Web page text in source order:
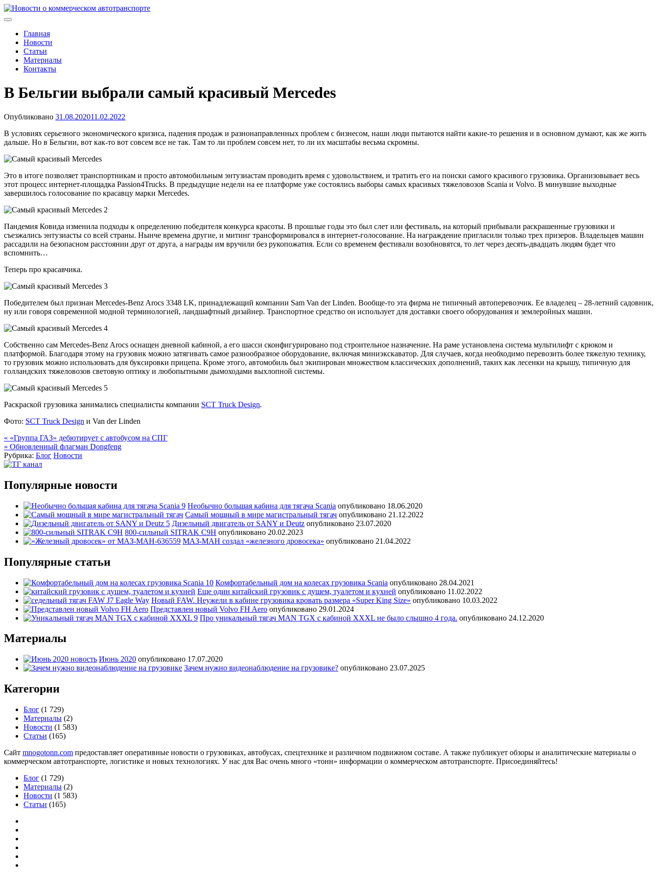
Skip
to
Главная
Новости
Статьи
Материалы
Контакты
В Бельгии выбрали самый красивый Mercedes
Опубликовано 31.08.202011.02.2022
В условиях серьезного экономического кризиса, падения продаж и разнонаправленных проблем с бизнесом, наши люди пытаются найти какие-то решения и в основном думают, как же жить
дальше. Но в Бельгии, вот как-то вот совсем все не так. Там то ли проблем совсем нет, то ли их масштабы весьма скромны.
Это в итоге позволяет транспортникам и просто автомобильным энтузиастам проводить время с удовольствием, и тратить его на поиски самого красивого грузовика. Организовывает весь
этот процесс интернет-площадка Passion4Trucks. В предыдущие недели на ее платформе уже состоялись выборы самых красивых тяжеловозов Scania и Volvo. В минувшие выходные
завершилось голосование по красавцу марки Mercedes.
Пандемия Ковида изменила подходы к определению победителя конкурса красоты. В прошлые годы это был слет или фестиваль, на который прибывали раскрашенные грузовики и
съезжались энтузиасты со всей страны. Нынче времена другие, и митинг трансформировался в интернет-голосование. На награждение пригласили только трех призеров. Владельцев машин
рассадили на безопасном расстоянии друг от друга, а награды им вручили без рукопожатия. Если со временем фестивали возобновятся, то лет через десять-двадцать людям будет что
вспомнить…
Теперь про красавчика.
Победителем был признан Mercedes-Benz Arocs 3348 LK, принадлежащий компании Sam Van der Linden. Вообще-то эта фирма не типичный автоперевозчик. Ее владелец – 28-летний садовник,
ну или говоря современной модной терминологией, ландшафтный дизайнер. Транспортное средство он использует для доставки своего оборудования и землеройных машин.
Собственно сам Mercedes-Benz Arocs оснащен дневной кабиной, а его шасси сконфигурировано под строительное назначение. На раме установлена система мультилифт с крюком и
платформой. Благодаря этому на грузовик можно затягивать самое разнообразное оборудование, включая миниэкскаватор. Для случаев, когда необходимо перевозить более тяжелую технику,
то грузовик можно использовать для буксировки прицепа. Кроме этого, автомобиль был экипирован множеством классических дополнений, таких как лесенки на крышу, типичную для
голландских тяжеловозов световую оптику и любопытными дымоходами выхлопной системы.
Раскраской грузовика занимались специалисты компании SCT Truck Design.
Фото: SCT Truck Design и Van der Linden
Навигация
по
записям
« «Группа ГАЗ» дебютирует с автобусом на СПГ
» Обновленный флагман Dongfeng
Рубрика: Блог Новости
Популярные новости
Необычно большая кабина для тягача Scania опубликовано 18.06.2020
Самый мощный в мире магистральный тягач опубликовано 21.12.2022
Дизельный двигатель от SANY и Deutz опубликовано 23.07.2020
800-сильный SITRAK C9H опубликовано 20.02.2023
МАЗ-МАН создал «железного дровосека» опубликовано 21.04.2022
Популярные статьи
Комфортабельный дом на колесах грузовика Scania опубликовано 28.04.2021
Еще один китайский грузовик с душем, туалетом и кухней опубликовано 11.02.2022
Новый FAW. Неужели в кабине грузовика кровать размера «Super King Size» опубликовано 10.03.2022
Представлен новый Volvo FH Aero опубликовано 29.01.2024
Про уникальный тягач MAN TGX с кабиной XXXL не было слышно 4 года. опубликовано 24.12.2020
Материалы
Июнь 2020 опубликовано 17.07.2020
Зачем нужно видеонаблюдение на грузовике? опубликовано 23.07.2025
Категории
Блог (1 729)
Материалы (2)
Новости (1 583)
Статьи (165)
Сайт mnogotonn.com предоставляет оперативные новости о грузовиках, автобусах, спецтехнике и различном подвижном составе. А также публикует обзоры и аналитические материалы о
коммерческом автотранспорте, логистике и новых технологиях. У нас для Вас очень много «тонн» информации о коммерческом автотранспорте. Присоединяйтесь!
Блог (1 729)
Материалы (2)
Новости (1 583)
Статьи (165)